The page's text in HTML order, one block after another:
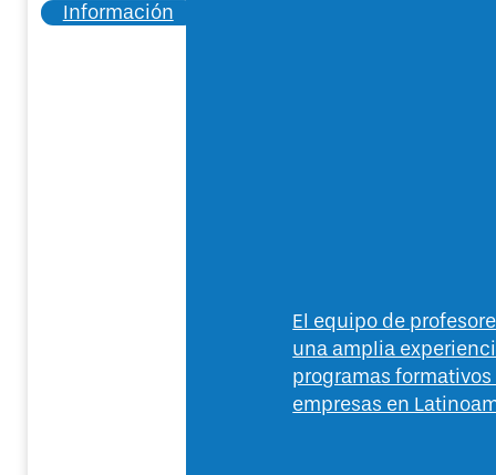
Información
El equipo de
una amplia
programas
empresas en